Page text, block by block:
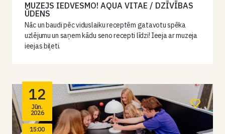
MUZEJS IEDVESMO! AQUA VITAE / DZĪVĪBAS
ŪDENS
Nāc un baudi pēc viduslaiku receptēm gatavotu spēka
uzlējumu un saņem kādu seno recepti līdzi! Ieeja ar muzeja
ieejas biļeti.
12
Jūn.
2026
15:00